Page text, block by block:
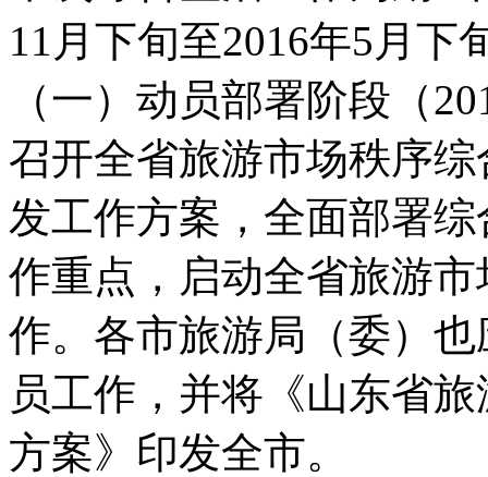
11月下旬至2016年5月下
（一）动员部署阶段（
召开全省旅游市场秩序
发工作方案，全面部署
作重点，启动全省旅游
作。各市旅游局（委）
员工作，并将《山东省
方案》印发全市。